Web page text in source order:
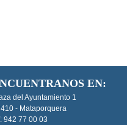
EN:
del Ayuntamiento 1
- Mataporquera
942 77 00 03